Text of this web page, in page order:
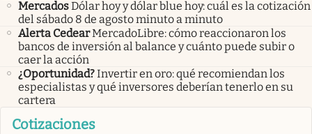
MercadosDólar hoy y dólar blue hoy: cuál es la cotización
del sábado 8 de agosto minuto a minuto
Alerta CedearMercadoLibre: cómo reaccionaron los
bancos de inversión al balance y cuánto puede subir o
caer la acción
¿Oportunidad?Invertir en oro: qué recomiendan los
especialistas y qué inversores deberían tenerlo en su
cartera
Cotizaciones